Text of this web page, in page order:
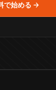
で始める →